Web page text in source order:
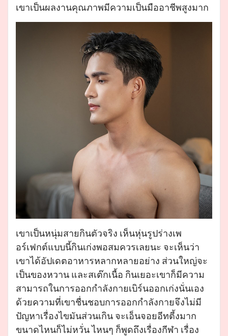
เขาเป็นผลงานคุณภาพมีความเป็นมืออาชีพสูงมาก
เขาเป็นหนุ่มสายกินตัวจริง เห็นหุ่นรูปร่างเพ
อร์เฟกต์แบบนี้กินเก่งพอสมควรเลยนะ จะเห็นว่า
เขาได้อัปเดตอาหารหลากหลายอย่าง ส่วนใหญ่จะ
เป็นของหวาน และสเต๊กเนื้อ กินเยอะเขาก็มีความ
สามารถในการออกกำลังกายเบิร์นออกเก่งนั่นเอง
ด้วยความที่เขาชื่นชอบการออกกำลังกายจึงไม่มี
ปัญหาเรื่องไขมันส่วนเกิน จะเอ็นจอยอีทตี้งมาก
ขนาดไหนก็ไม่หวั่น ไหนๆ ก็พูดถึงเรื่องกีฬา เรื่อง